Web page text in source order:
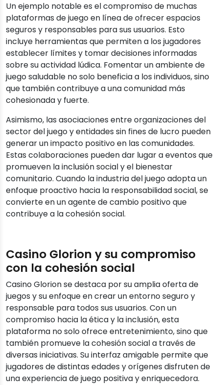
Un ejemplo notable es el compromiso de muchas
plataformas de juego en línea de ofrecer espacios
seguros y responsables para sus usuarios. Esto
incluye herramientas que permiten a los jugadores
establecer límites y tomar decisiones informadas
sobre su actividad lúdica. Fomentar un ambiente de
juego saludable no solo beneficia a los individuos, sino
que también contribuye a una comunidad más
cohesionada y fuerte.
Asimismo, las asociaciones entre organizaciones del
sector del juego y entidades sin fines de lucro pueden
generar un impacto positivo en las comunidades.
Estas colaboraciones pueden dar lugar a eventos que
promueven la inclusión social y el bienestar
comunitario. Cuando la industria del juego adopta un
enfoque proactivo hacia la responsabilidad social, se
convierte en un agente de cambio positivo que
contribuye a la cohesión social.
Casino Glorion y su compromiso
con la cohesión social
Casino Glorion se destaca por su amplia oferta de
juegos y su enfoque en crear un entorno seguro y
responsable para todos sus usuarios. Con un
compromiso hacia la ética y la inclusión, esta
plataforma no solo ofrece entretenimiento, sino que
también promueve la cohesión social a través de
diversas iniciativas. Su interfaz amigable permite que
jugadores de distintas edades y orígenes disfruten de
una experiencia de juego positiva y enriquecedora.